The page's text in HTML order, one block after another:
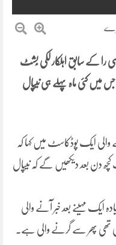
را کے سابق اہلکار لکی بِشٹ
میں کئی ماہ پہلے ہی نیپال
کو اپلوڈ ہونے والی ایک پوڈکاسٹ میں کہا کہ
دن بعد دیکھیں گے کہ نیپال
زیادہ سے زیادہ ایک مہینے بعد خبر آنے والی